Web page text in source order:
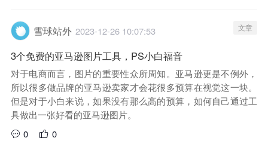
雪球站外 2023-12-26 10:07:53 文章
3个免费的亚马逊图片工具，PS小白福音
对于电商而言，图片的重要性众所周知。亚马逊更是不例外，
所以很多做品牌的亚马逊卖家才会花很多预算在视觉这一块。
但是对于小白来说，如果没有那么高的预算，如何自己通过工
具做出一张好看的亚马逊图片。
0
0